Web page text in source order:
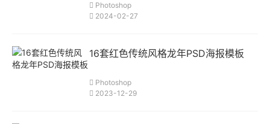
Photoshop
2024-02-27
16套红色传统风格龙年PSD海报模板
Photoshop
2023-12-29